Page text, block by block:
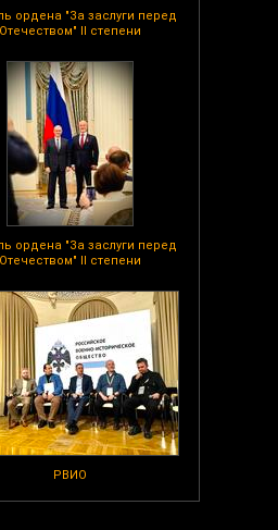
ордена "За заслуги перед
Отечеством" II степени
ордена "За заслуги перед
Отечеством" II степени
РВИО